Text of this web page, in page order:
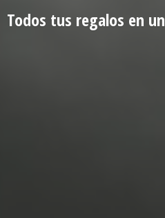
Todos tus regalos en un